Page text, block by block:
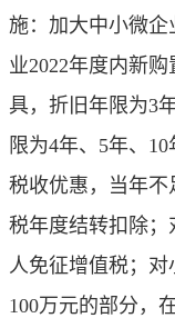
施：加大中小微
业2022年度内新
具，折旧年限为3
限为4年、5年、
税收优惠，当年不
税年度结转扣除；
人免征增值税；
100万元的部分，